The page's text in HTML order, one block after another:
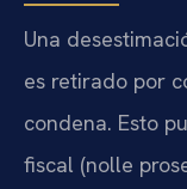
Una
es retirado por
condena. Esto
fiscal (nolle